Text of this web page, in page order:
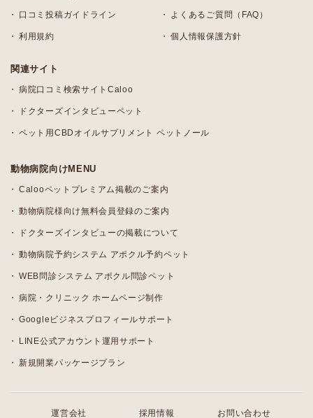
口コミ投稿ガイドライン よくあるご質問（FAQ）
利用規約 個人情報保護方針
関連サイト
病院口コミ検索サイトCaloo
ドクターズインタビューペット
ペット用CBDオイルサプリメント ペットノール
動物病院向けMENU
Calooペットプレミアム掲載のご案内
動物病院様向け無料会員登録のご案内
ドクターズインタビューの掲載について
動物病院予約システム アポクル予約ペット
WEB問診システム アポクル問診ペット
病院・クリニック ホームページ制作
Googleビジネスプロフィールサポート
LINE公式アカウント運用サポート
新規開業パッケージプラン
運営会社 採用情報 お問い合わせ